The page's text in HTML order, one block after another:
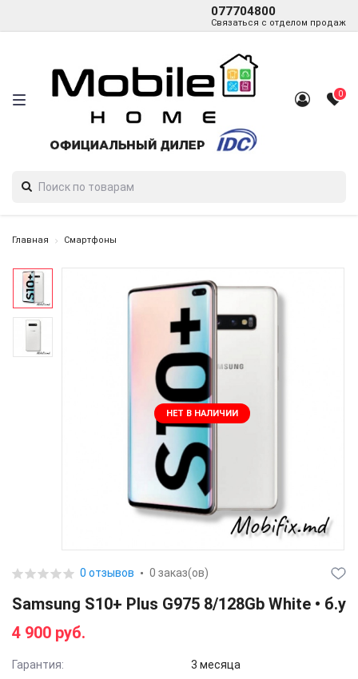
077704800
Связаться с отделом продаж
0
Главная Смартфоны
НЕТ В НАЛИЧИИ
0 отзывов 0 заказ(ов)
Samsung S10+ Plus G975 8/128Gb White • б.у
4 900 руб.
Гарантия:
3 месяца